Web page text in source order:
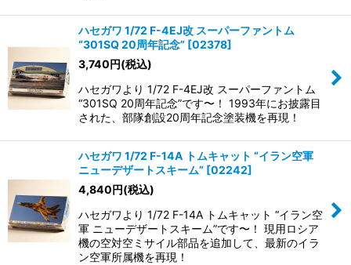
ハセガワ 1/72 F-4EJ改 スーパーファントム
“301SQ 20周年記念” [02378]
3,740円(税込)
ハセガワより 1/72 F-4EJ改 スーパーファントム
“301SQ 20周年記念”です〜！ 1993年にお披露目
された、部隊創設20周年記念塗装機を再現！
ハセガワ 1/72 F-14A トムキャット “イラン空軍
ニューデザートスキーム” [02242]
4,840円(税込)
ハセガワより 1/72 F-14A トムキャット “イラン空
軍 ニューデザートスキーム”です〜！ 現用ロシア
機の空対空ミサイル部品を追加して、最新のイラ
ン空軍所属機を再現！